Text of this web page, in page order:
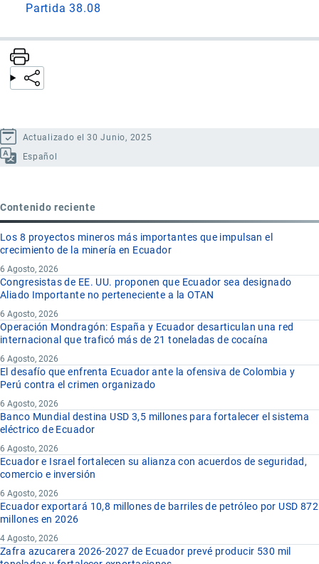
Partida 38.08
Actualizado el 30 Junio, 2025
Español
Contenido reciente
Los 8 proyectos mineros más importantes que impulsan el
crecimiento de la minería en Ecuador
6 Agosto, 2026
Congresistas de EE. UU. proponen que Ecuador sea designado
Aliado Importante no perteneciente a la OTAN
6 Agosto, 2026
Operación Mondragón: España y Ecuador desarticulan una red
internacional que traficó más de 21 toneladas de cocaína
6 Agosto, 2026
El desafío que enfrenta Ecuador ante la ofensiva de Colombia y
Perú contra el crimen organizado
6 Agosto, 2026
Banco Mundial destina USD 3,5 millones para fortalecer el sistema
eléctrico de Ecuador
6 Agosto, 2026
Ecuador e Israel fortalecen su alianza con acuerdos de seguridad,
comercio e inversión
6 Agosto, 2026
Ecuador exportará 10,8 millones de barriles de petróleo por USD 872
millones en 2026
4 Agosto, 2026
Zafra azucarera 2026-2027 de Ecuador prevé producir 530 mil